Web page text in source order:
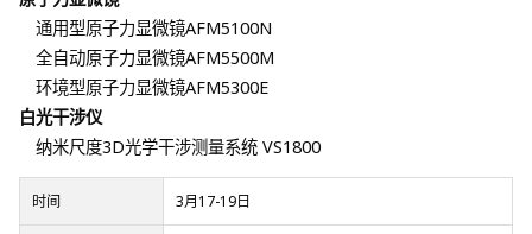
通用型原子力显微镜AFM5100N
全自动原子力显微镜AFM5500M
环境型原子力显微镜AFM5300E
白光干涉仪
纳米尺度3D光学干涉测量系统 VS1800
时间 3月17-19日